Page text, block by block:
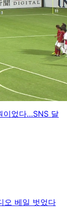
이었다…SNS 달
오 베일 벗었다